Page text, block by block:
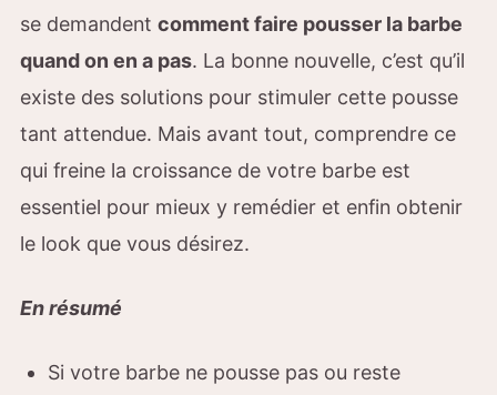
se demandent comment faire pousser la barbe
quand on en a pas. La bonne nouvelle, c’est qu’il
existe des solutions pour stimuler cette pousse
tant attendue. Mais avant tout, comprendre ce
qui freine la croissance de votre barbe est
essentiel pour mieux y remédier et enfin obtenir
le look que vous désirez.
En résumé
Si votre barbe ne pousse pas ou reste